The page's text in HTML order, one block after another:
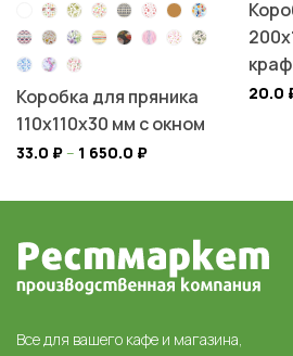
Коробка для пряника
110х110х30 мм с окном
33.0 ₽– 1 650.0 ₽
20.0
Все для вашего кафе и магазина,